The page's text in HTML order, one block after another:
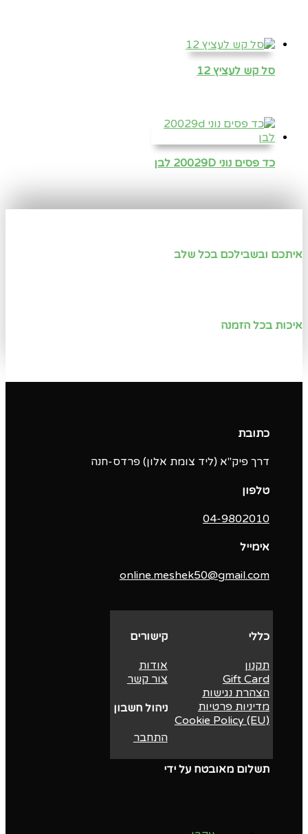
סל קש לעציץ 12
כד פסים נוני 20029D לבן
איתכם ובשבילכם בכל שלב
איכות בכל הזמנה
תשלום מאובטח על ידי
קישורים
אודות
צור קשר
ניהול חשבון
התחבר
כללי
תקנון
Gift Card
הצהרת נגישות
מדיניות פרטיות
Cookie Policy (EU)
כתובת
דרך פיק"א (ליד צומת אלון) פרדס-חנה
טלפון
04-9802010‬
אימייל
online.meshek50@gmail.com